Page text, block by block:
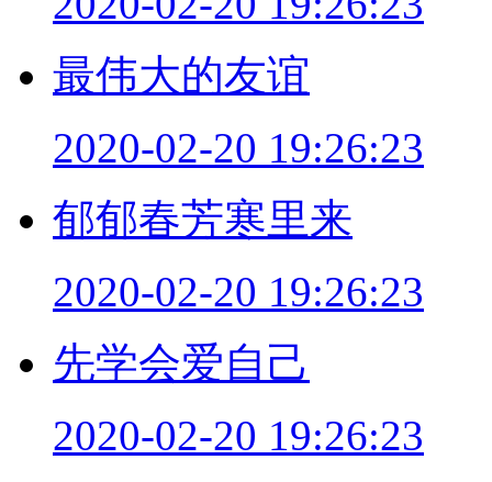
最伟大的友谊
2020-02-20 19:26:23
郁郁春芳寒里来
2020-02-20 19:26:23
先学会爱自己
2020-02-20 19:26:23